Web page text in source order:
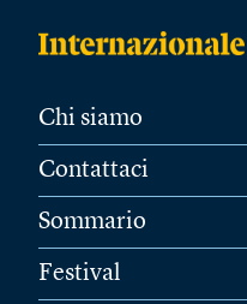
Chi siamo
Contattaci
Sommario
Festival